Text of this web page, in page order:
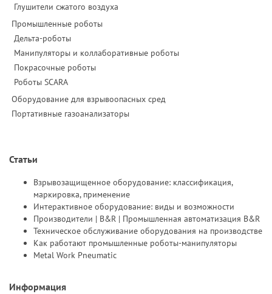
Глушители сжатого воздуха
Промышленные роботы
Дельта-роботы
Манипуляторы и коллаборативные роботы
Покрасочные роботы
Роботы SCARA
Оборудование для взрывоопасных сред
Портативные газоанализаторы
Статьи
Взрывозащищенное оборудование: классификация,
маркировка, применение
Интерактивное оборудование: виды и возможности
Производители | B&R | Промышленная автоматизация B&R
Техническое обслуживание оборудования на производстве
Как работают промышленные роботы-манипуляторы
Metal Work Pneumatic
Информация